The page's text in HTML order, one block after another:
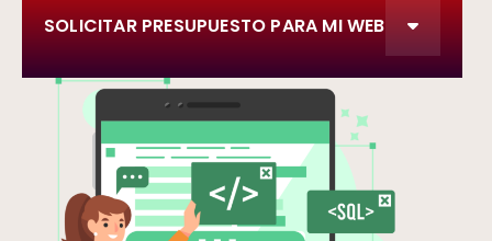
SOLICITAR PRESUPUESTO PARA MI WEB